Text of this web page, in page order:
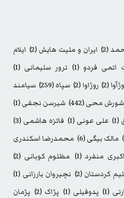
(2) ایران و ملیت هایش (2)
ایلام
اتمی فردو (1) ترور سلیمانی (1)
(2) روژاوا(2) سپاه(259)
سیامند
شورش محی(442) شیرسن نجفی(1)
(1) علی عونی (1) فائزه هاشمی (3)
مالک بیگی(6)
محمدرضا اسکندری
منفرد (1) مظلوم کوبانی (2)
کردستان (2) نچیروان بارزانی (1)
(1) پدوفیلی (1) پژاک (2)
پژمان